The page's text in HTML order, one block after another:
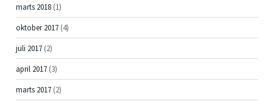
marts 2018 (1)
oktober 2017 (4)
juli 2017 (2)
april 2017 (3)
marts 2017 (2)